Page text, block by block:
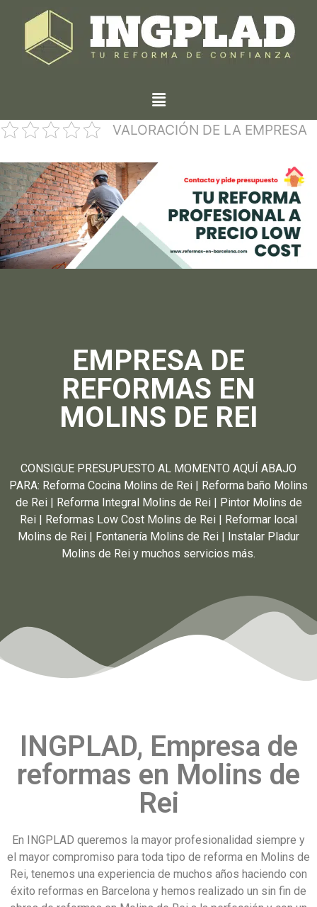
VALORACIÓN DE LA EMPRESA
EMPRESA DE
REFORMAS EN
MOLINS DE REI
CONSIGUE PRESUPUESTO AL MOMENTO AQUÍ ABAJO
PARA: Reforma Cocina Molins de Rei | Reforma baño Molins
de Rei | Reforma Integral Molins de Rei | Pintor Molins de
Rei | Reformas Low Cost Molins de Rei | Reformar local
Molins de Rei | Fontanería Molins de Rei | Instalar Pladur
Molins de Rei y muchos servicios más.
INGPLAD, Empresa de
reformas en Molins de
Rei
En INGPLAD queremos la mayor profesionalidad siempre y
el mayor compromiso para toda tipo de reforma en Molins de
Rei, tenemos una experiencia de muchos años haciendo con
éxito reformas en Barcelona y hemos realizado un sin fin de